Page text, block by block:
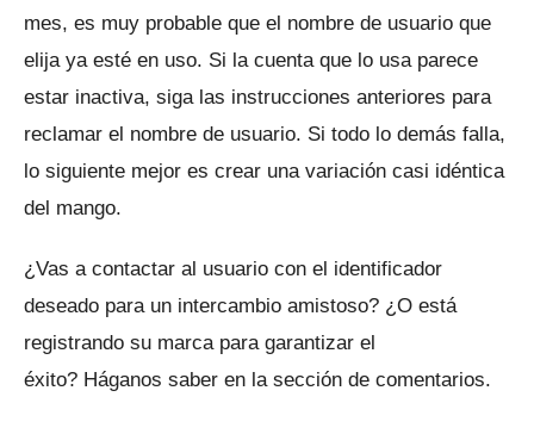
mes, es muy probable que el nombre de usuario que
elija ya esté en uso. Si la cuenta que lo usa parece
estar inactiva, siga las instrucciones anteriores para
reclamar el nombre de usuario. Si todo lo demás falla,
lo siguiente mejor es crear una variación casi idéntica
del mango.
¿Vas a contactar al usuario con el identificador
deseado para un intercambio amistoso? ¿O está
registrando su marca para garantizar el
éxito? Háganos saber en la sección de comentarios.